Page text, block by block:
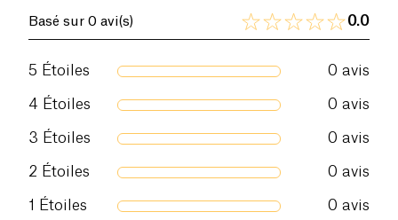
Basé sur 0 avi(s) 0.0
5 Étoiles 0 avis
4 Étoiles 0 avis
3 Étoiles 0 avis
2 Étoiles 0 avis
1 Étoiles 0 avis